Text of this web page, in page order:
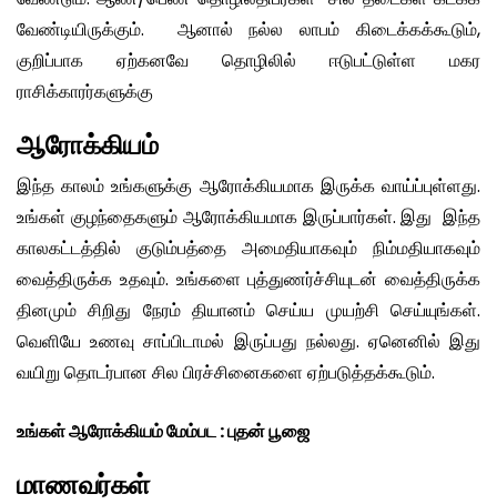
வேண்டியிருக்கும். ஆனால் நல்ல லாபம் கிடைக்கக்கூடும்,
குறிப்பாக ஏற்கனவே தொழிலில் ஈடுபட்டுள்ள மகர
ராசிக்காரர்களுக்கு
ஆரோக்கியம்
இந்த காலம் உங்களுக்கு ஆரோக்கியமாக இருக்க வாய்ப்புள்ளது.
உங்கள் குழந்தைகளும் ஆரோக்கியமாக இருப்பார்கள். இது இந்த
காலகட்டத்தில் குடும்பத்தை அமைதியாகவும் நிம்மதியாகவும்
வைத்திருக்க உதவும். உங்களை புத்துணர்ச்சியுடன் வைத்திருக்க
தினமும் சிறிது நேரம் தியானம் செய்ய முயற்சி செய்யுங்கள்.
வெளியே உணவு சாப்பிடாமல் இருப்பது நல்லது. ஏனெனில் இது
வயிறு தொடர்பான சில பிரச்சினைகளை ஏற்படுத்தக்கூடும்.
உங்கள் ஆரோக்கியம் மேம்பட : புதன் பூஜை
மாணவர்கள்